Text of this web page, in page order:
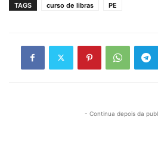
TAGS curso de libras PE
- Continua depois da